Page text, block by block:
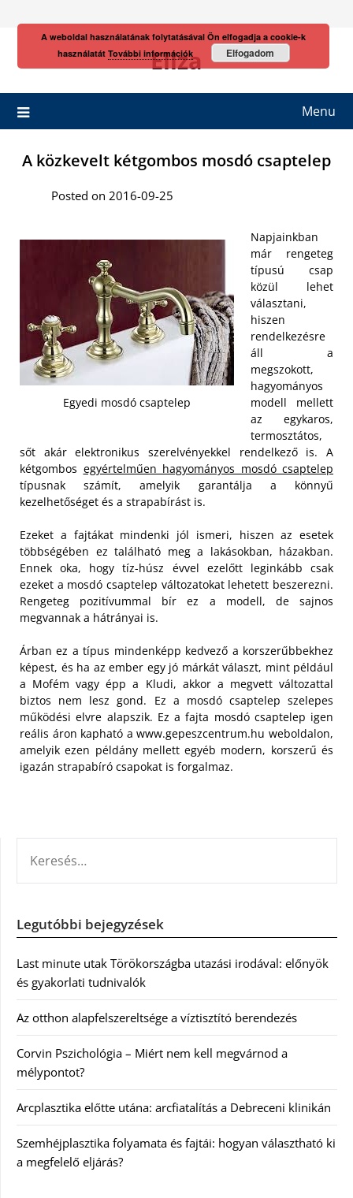
Eliza
Menu
A közkevelt kétgombos mosdó csaptelep
Posted on 2016-09-25
Egyedi mosdó csaptelep
Napjainkban
már rengeteg
típusú csap
közül lehet
választani,
hiszen
rendelkezésre
áll a
megszokott,
hagyományos
modell mellett
az egykaros,
termosztátos,
sőt akár elektronikus szerelvényekkel rendelkező is. A
kétgombos egyértelműen hagyományos mosdó csaptelep
típusnak számít, amelyik garantálja a könnyű
kezelhetőséget és a strapabírást is.
Ezeket a fajtákat mindenki jól ismeri, hiszen az esetek
többségében ez található meg a lakásokban, házakban.
Ennek oka, hogy tíz-húsz évvel ezelőtt leginkább csak
ezeket a mosdó csaptelep változatokat lehetett beszerezni.
Rengeteg pozitívummal bír ez a modell, de sajnos
megvannak a hátrányai is.
Árban ez a típus mindenképp kedvező a korszerűbbekhez
képest, és ha az ember egy jó márkát választ, mint például
a Mofém vagy épp a Kludi, akkor a megvett változattal
biztos nem lesz gond. Ez a mosdó csaptelep szelepes
működési elvre alapszik. Ez a fajta mosdó csaptelep igen
reális áron kapható a www.gepeszcentrum.hu weboldalon,
amelyik ezen példány mellett egyéb modern, korszerű és
igazán strapabíró csapokat is forgalmaz.
Legutóbbi bejegyzések
Last minute utak Törökországba utazási irodával: előnyök
és gyakorlati tudnivalók
Az otthon alapfelszereltsége a víztisztító berendezés
Corvin Pszichológia – Miért nem kell megvárnod a
mélypontot?
Arcplasztika előtte utána: arcfiatalítás a Debreceni klinikán
Szemhéjplasztika folyamata és fajtái: hogyan választható ki
a megfelelő eljárás?
A weboldal használatának folytatásával Ön elfogadja a cookie-k
használatát További információk Elfogadom